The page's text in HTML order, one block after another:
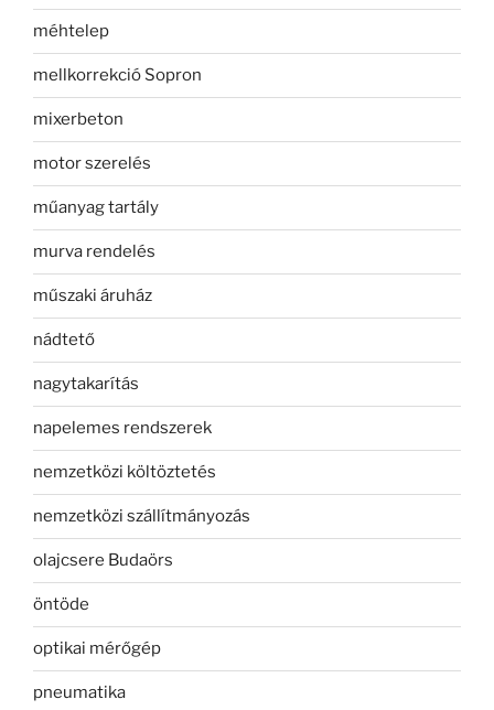
méhtelep
mellkorrekció Sopron
mixerbeton
motor szerelés
műanyag tartály
murva rendelés
műszaki áruház
nádtető
nagytakarítás
napelemes rendszerek
nemzetközi költöztetés
nemzetközi szállítmányozás
olajcsere Budaörs
öntöde
optikai mérőgép
pneumatika